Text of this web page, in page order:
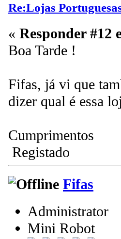
Re:Lojas
« Responder #12
Boa Tarde !
Fifas, já vi que
dizer qual é essa
Cumprimentos
Registado
Fifas
Administrator
Mini Robot